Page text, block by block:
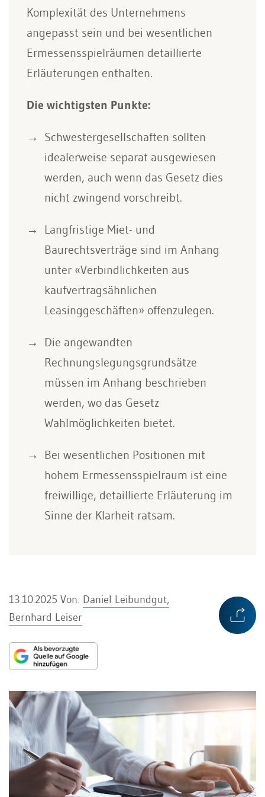
Komplexität des Unternehmens
angepasst sein und bei wesentlichen
Ermessensspielräumen detaillierte
Erläuterungen enthalten.
Die wichtigsten Punkte:
Schwestergesellschaften sollten
idealerweise separat ausgewiesen
werden, auch wenn das Gesetz dies
nicht zwingend vorschreibt.
Langfristige Miet- und
Baurechtsverträge sind im Anhang
unter «Verbindlichkeiten aus
kaufvertragsähnlichen
Leasinggeschäften» offenzulegen.
Die angewandten
Rechnungslegungsgrundsätze
müssen im Anhang beschrieben
werden, wo das Gesetz
Wahlmöglichkeiten bietet.
Bei wesentlichen Positionen mit
hohem Ermessensspielraum ist eine
freiwillige, detaillierte Erläuterung im
Sinne der Klarheit ratsam.
13.10.2025 Von: Daniel Leibundgut,
Bernhard Leiser